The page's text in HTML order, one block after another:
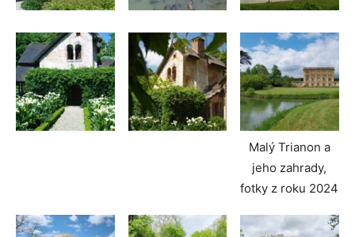
Malý Trianon a
jeho zahrady,
fotky z roku 2024